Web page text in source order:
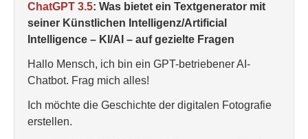
ChatGPT 3.5: Was bietet ein Textgenerator mit
seiner Künstlichen Intelligenz/Artificial
Intelligence – KI/AI – auf gezielte Fragen
Hallo Mensch, ich bin ein GPT-betriebener AI-
Chatbot. Frag mich alles!
Ich möchte die Geschichte der digitalen Fotografie
erstellen.